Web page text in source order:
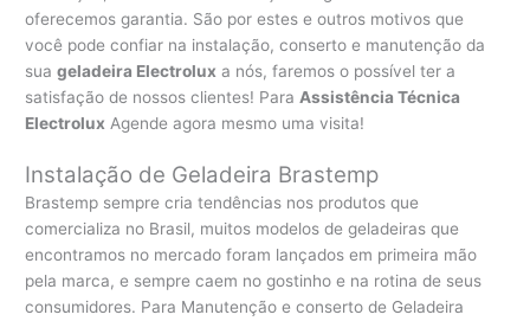
oferecemos garantia. São por estes e outros motivos que
você pode confiar na instalação, conserto e manutenção da
suageladeira Electrolux a nós, faremos o possível ter a
satisfação de nossos clientes! Para Assistência Técnica
Electrolux Agende agora mesmo uma visita!
Instalação de Geladeira Brastemp
Brastemp sempre cria tendências nos produtos que
comercializa no Brasil, muitos modelos de geladeiras que
encontramos no mercado foram lançados em primeira mão
pela marca, e sempre caem no gostinho e na rotina de seus
consumidores. Para Manutenção e conserto de Geladeira